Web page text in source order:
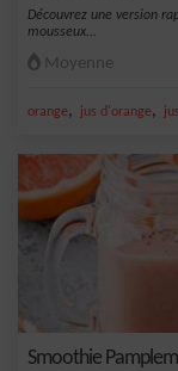
Découvrez une version
mousseux...
Moyenne
orange, jus d'orange,
Smoothie